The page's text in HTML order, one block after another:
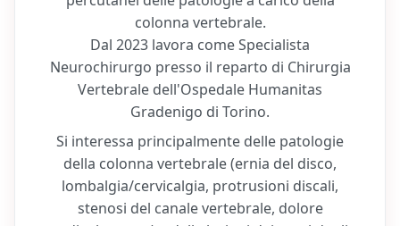
colonna vertebrale.
Dal 2023 lavora come Specialista
Neurochirurgo presso il reparto di Chirurgia
Vertebrale dell'Ospedale Humanitas
Gradenigo di Torino.
Si interessa principalmente delle patologie
della colonna vertebrale (ernia del disco,
lombalgia/cervicalgia, protrusioni discali,
stenosi del canale vertebrale, dolore